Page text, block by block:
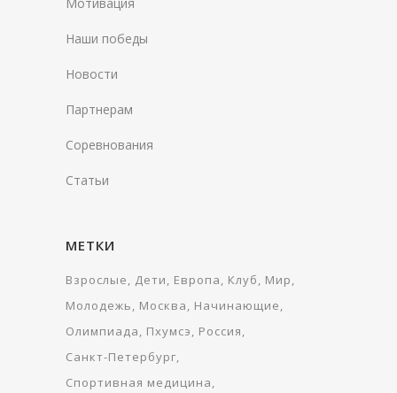
Наши победы
Новости
Партнерам
Соревнования
Статьи
МЕТКИ
Взрослые Дети Европа Клуб
Мир
Молодежь
Москва
Начинающие
Олимпиада
Пхумсэ
Россия
Санкт-Петербург
Спортивная медицина